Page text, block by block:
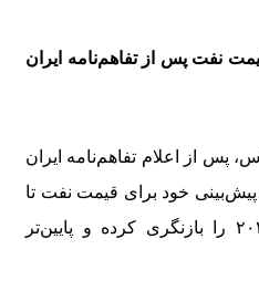
نفت پس از تفاهم‌نامه ایران
پس از اعلام تفاهم‌نامه ایران
پیش‌بینی خود برای قیمت نفت تا
پایان سال ۲۰۲۶ و سال ۲۰۲۷ را بازنگری کرده و پایین‌تر